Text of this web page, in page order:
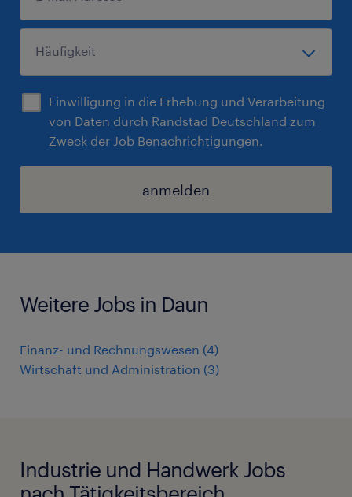
Einwilligung in die Erhebung und Verarbeitung
von Daten durch Randstad Deutschland zum
Zweck der Job Benachrichtigungen.
anmelden
Weitere Jobs in Daun
Finanz- und Rechnungswesen (4)
Wirtschaft und Administration (3)
Industrie und Handwerk Jobs